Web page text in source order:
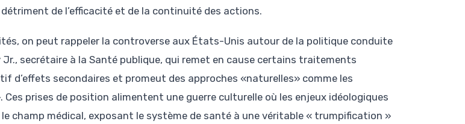
de l’efficacité et de la continuité des actions.
on peut rappeler la controverse aux États-Unis autour de la politique conduite
Jr., secrétaire à la Santé publique, qui remet en cause certains traitements
d’effets secondaires et promeut des approches «naturelles» comme les
Ces prises de position alimentent une guerre culturelle où les enjeux idéologiques
champ médical, exposant le système de santé à une véritable « trumpification »